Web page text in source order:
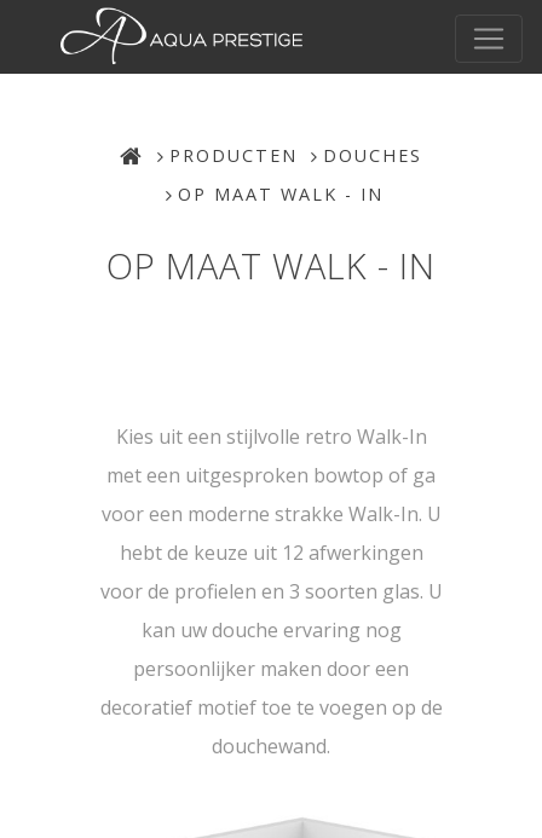
PRODUCTEN
DOUCHES
OP MAAT WALK - IN
OP MAAT WALK - IN
Kies uit een stijlvolle retro Walk-In
met een uitgesproken bowtop of ga
voor een moderne strakke Walk-In. U
hebt de keuze uit 12 afwerkingen
voor de profielen en 3 soorten glas. U
kan uw douche ervaring nog
persoonlijker maken door een
decoratief motief toe te voegen op de
douchewand.